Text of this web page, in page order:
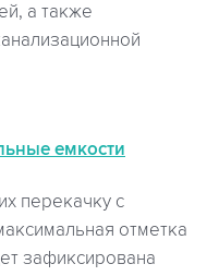
а также
емкости
перекачку с
отметка
зафиксирована